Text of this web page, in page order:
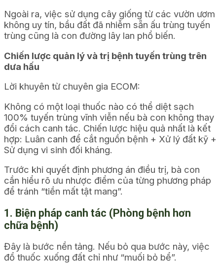
Ngoài ra, việc sử dụng cây giống từ các vườn ươm
không uy tín, bầu đất đã nhiễm sẵn ấu trùng tuyến
trùng cũng là con đường lây lan phổ biến.
Chiến lược quản lý và trị bệnh tuyến trùng trên
dưa hấu
Lời khuyên từ chuyên gia ECOM:
Không có một loại thuốc nào có thể diệt sạch
100% tuyến trùng vĩnh viễn nếu bà con không thay
đổi cách canh tác. Chiến lược hiệu quả nhất là kết
hợp: Luân canh để cắt nguồn bệnh + Xử lý đất kỹ +
Sử dụng vi sinh đối kháng.
Trước khi quyết định phương án điều trị, bà con
cần hiểu rõ ưu nhược điểm của từng phương pháp
để tránh “tiền mất tật mang”.
1. Biện pháp canh tác (Phòng bệnh hơn
chữa bệnh)
Đây là bước nền tảng. Nếu bỏ qua bước này, việc
đổ thuốc xuống đất chỉ như “muối bỏ bể”.